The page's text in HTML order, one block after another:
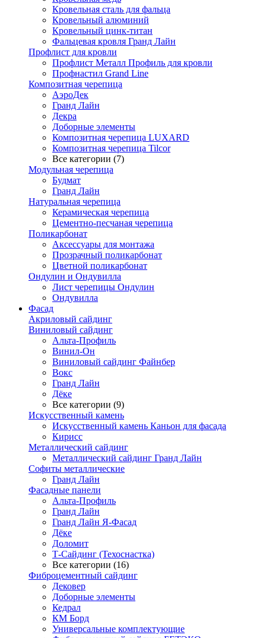
Кровельная сталь для фальца
Кровельный алюминий
Кровельный цинк-титан
Фальцевая кровля Гранд Лайн
Профлист для кровли
Профлист Металл Профиль для кровли
Профнастил Grand Line
Композитная черепица
АэроДек
Гранд Лайн
Декра
Доборные элементы
Композитная черепица LUXARD
Композитная черепица Tilcor
Все категории (7)
Модульная черепица
Будмат
Гранд Лайн
Натуральная черепица
Керамическая черепица
Цементно-песчаная черепица
Поликарбонат
Аксессуары для монтажа
Прозрачный поликарбонат
Цветной поликарбонат
Ондулин и Ондувилла
Лист черепицы Ондулин
Ондувилла
Фасад
Акриловый сайдинг
Виниловый сайдинг
Альта-Профиль
Винил-Он
Виниловый сайдинг Файнбер
Вокс
Гранд Лайн
Дёке
Все категории (9)
Искусственный камень
Искусственный камень Каньон для фасада
Кирисс
Металлический сайдинг
Металлический сайдинг Гранд Лайн
Софиты металлические
Гранд Лайн
Фасадные панели
Альта-Профиль
Гранд Лайн
Гранд Лайн Я-Фасад
Дёке
Доломит
Т-Сайдинг (Техоснастка)
Все категории (16)
Фиброцементный сайдинг
Дековер
Доборные элементы
Кедрал
КМ Борд
Универсальные комплектующие